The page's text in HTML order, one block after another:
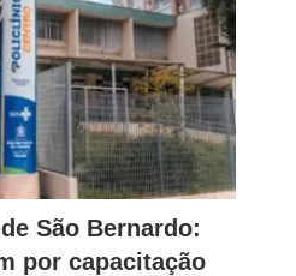
São Bernardo:
por capacitação